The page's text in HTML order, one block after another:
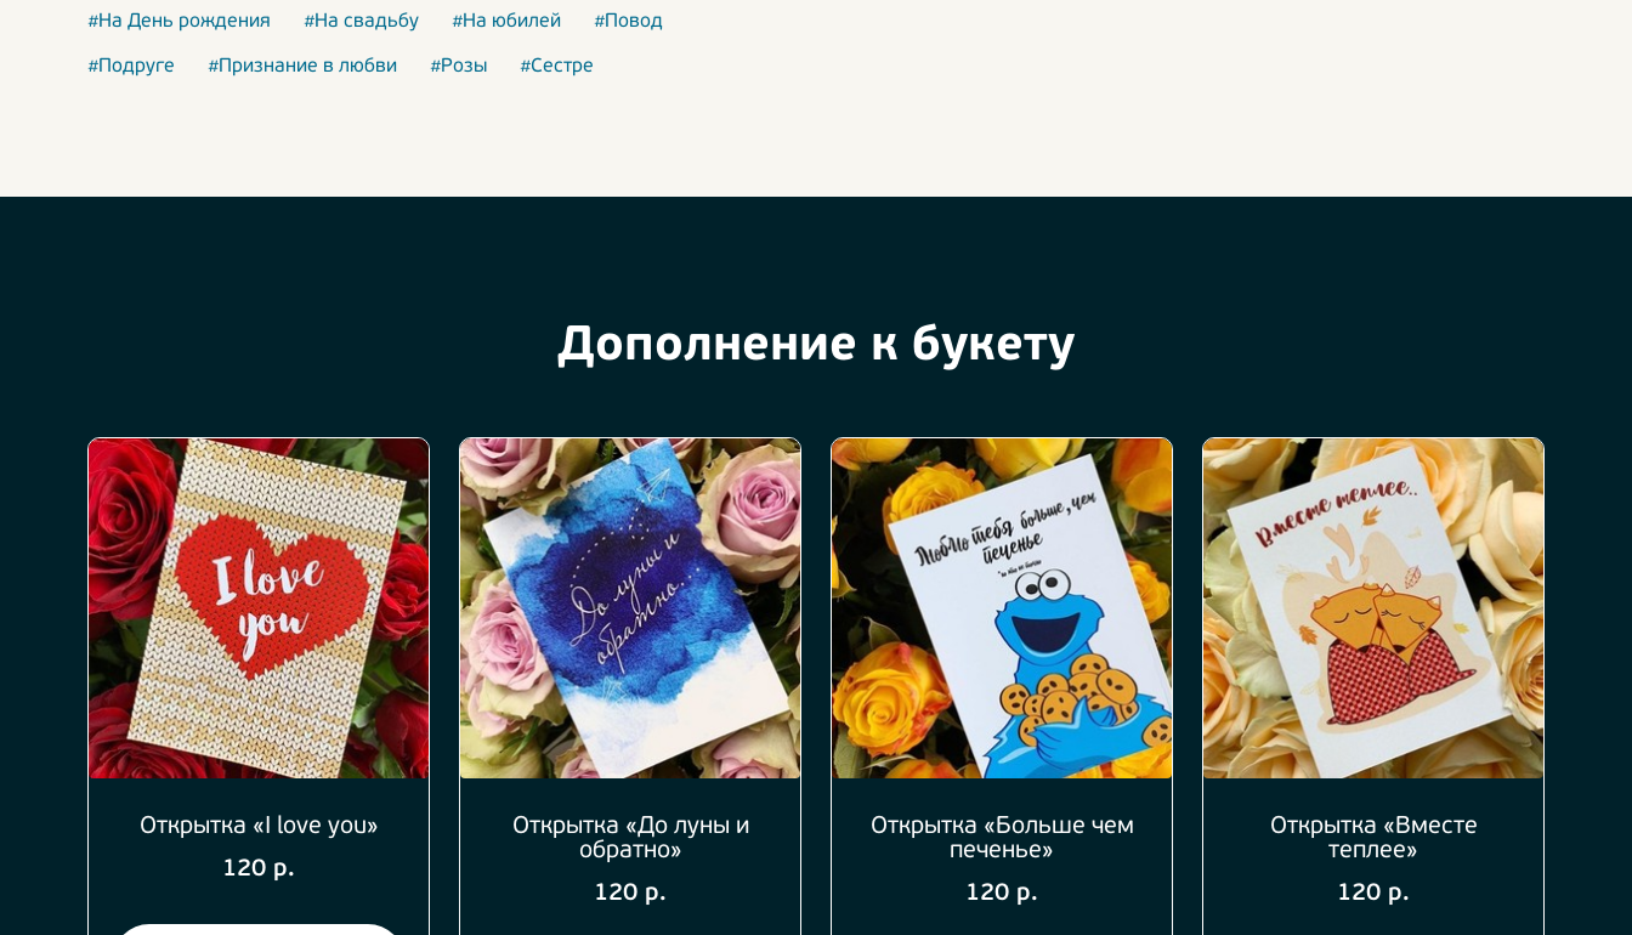
#На День рождения #На свадьбу #На юбилей #Повод
#Подруге #Признание в любви #Розы #Сестре
Дополнение к букету
Открытка «I love you»
120 р.
Открытка «До луны и
обратно»
120 р.
Открытка «Больше чем
печенье»
120 р.
Открытка «Вместе
теплее»
120 р.